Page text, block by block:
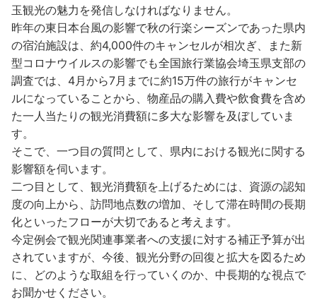
玉観光の魅力を発信しなければなりません。
昨年の東日本台風の影響で秋の行楽シーズンであった県内
の宿泊施設は、約4,000件のキャンセルが相次ぎ、また新
型コロナウイルスの影響でも全国旅行業協会埼玉県支部の
調査では、4月から7月までに約15万件の旅行がキャンセ
ルになっていることから、物産品の購入費や飲食費を含め
た一人当たりの観光消費額に多大な影響を及ぼしていま
す。
そこで、一つ目の質問として、県内における観光に関する
影響額を伺います。
二つ目として、観光消費額を上げるためには、資源の認知
度の向上から、訪問地点数の増加、そして滞在時間の長期
化といったフローが大切であると考えます。
今定例会で観光関連事業者への支援に対する補正予算が出
されていますが、今後、観光分野の回復と拡大を図るため
に、どのような取組を行っていくのか、中長期的な視点で
お聞かせください。